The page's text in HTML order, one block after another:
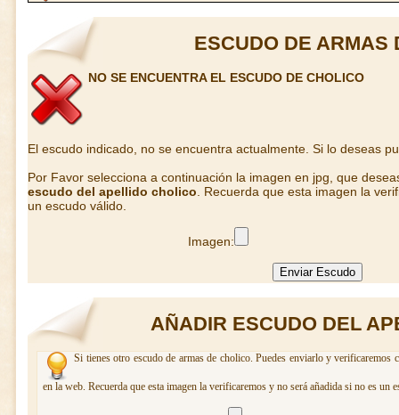
ESCUDO DE ARMAS
NO SE ENCUENTRA EL ESCUDO DE CHOLICO
El escudo indicado, no se encuentra actualmente. Si lo deseas
Por Favor selecciona a continuación la imagen en jpg, que
escudo del apellido cholico . Recuerda que esta imagen la
un escudo válido.
Imagen:
AÑADIR ESCUDO DEL
Si tienes otro escudo de armas de cholico. Puedes enviarlo y verificaremos
en la web. Recuerda que esta imagen la verificaremos y no será añadida si no es un